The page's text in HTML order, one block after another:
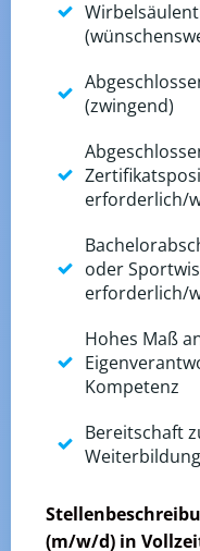
(zwingend)
erforderlich/
oder
erforderlich/
Hohes Maß
Kompetenz
Bereitschaft
Weiterbildung
(m/w/d) in